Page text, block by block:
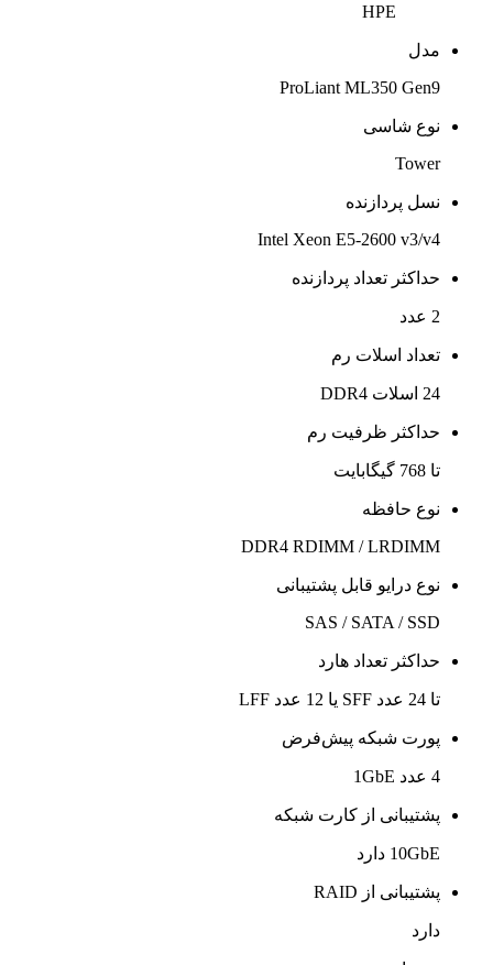
HPE
مدل
ProLiant ML350 Gen9
نوع شاسی
Tower
نسل پردازنده
Intel Xeon E5-2600 v3/v4
حداکثر تعداد پردازنده
2 عدد
تعداد اسلات رم
24 اسلات DDR4
حداکثر ظرفیت رم
تا 768 گیگابایت
نوع حافظه
DDR4 RDIMM / LRDIMM
نوع درایو قابل پشتیبانی
SAS / SATA / SSD
حداکثر تعداد هارد
تا 24 عدد SFF یا 12 عدد LFF
پورت شبکه پیش‌فرض
4 عدد 1GbE
پشتیبانی از کارت شبکه
10GbE دارد
پشتیبانی از RAID
دارد